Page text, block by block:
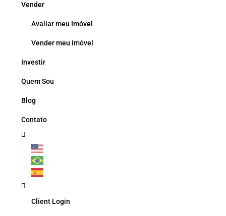
Vender
Avaliar meu Imóvel
Vender meu Imóvel
Investir
Quem Sou
Blog
Contato
Client Login